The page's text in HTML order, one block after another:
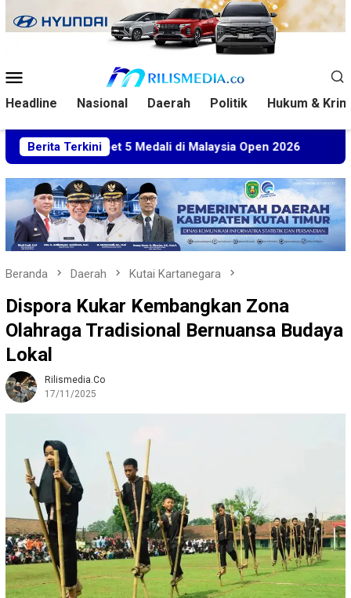
ke
Mobile
Headline Nasional Daerah Politik Hukum &
Berita Terkini
Sabet 5 Medali di Malaysia Open 2026 Kuasa
Beranda Daerah Kutai Kartanegara
Dispora Kukar Kembangkan Zona
Olahraga Tradisional Bernuansa Budaya
Lokal
Rilismedia.co
17/11/2025